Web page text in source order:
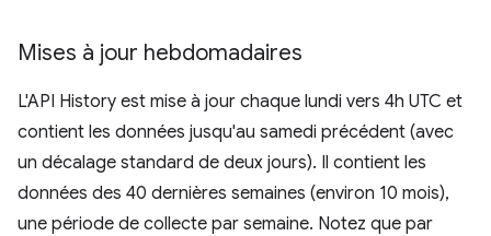
Mises à jour hebdomadaires
L'API History est mise à jour chaque lundi vers 4h UTC et
contient les données jusqu'au samedi précédent (avec
un décalage standard de deux jours). Il contient les
données des 40 dernières semaines (environ 10 mois),
une période de collecte par semaine. Notez que par